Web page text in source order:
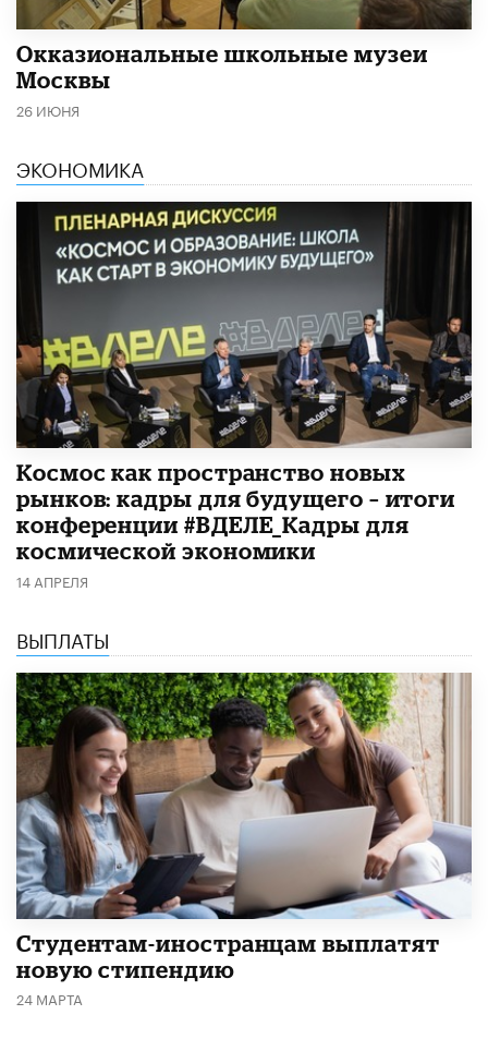
​Окказиональные школьные музеи
Москвы
26 ИЮНЯ
ЭКОНОМИКА
Космос как пространство новых
рынков: кадры для будущего – итоги
конференции #ВДЕЛЕ_Кадры для
космической экономики
14 АПРЕЛЯ
ВЫПЛАТЫ
Студентам-иностранцам выплатят
новую стипендию
24 МАРТА